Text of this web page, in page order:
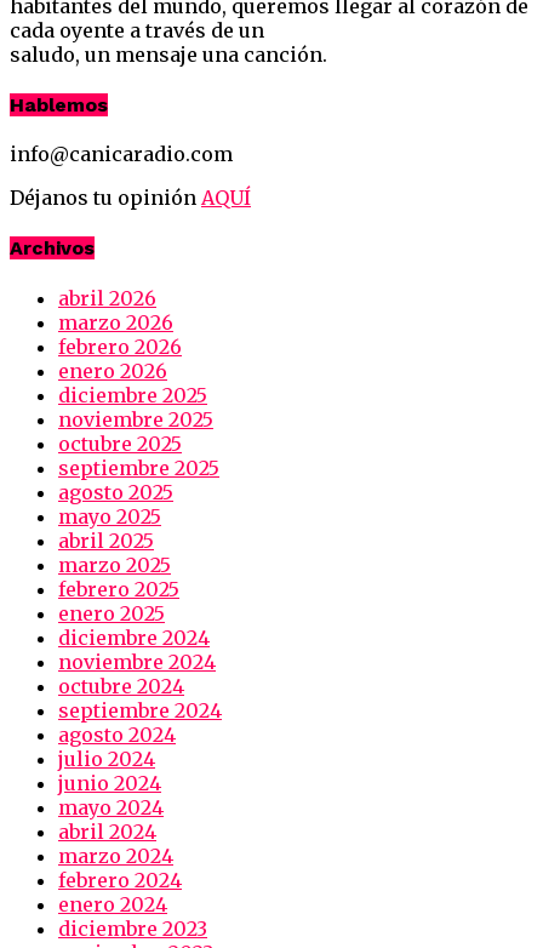
habitantes del mundo, queremos llegar al corazón de
cada oyente a través de un
saludo, un mensaje una canción.
Hablemos
info@canicaradio.com
Déjanos tu opinión AQUÍ
Archivos
abril 2026
marzo 2026
febrero 2026
enero 2026
diciembre 2025
noviembre 2025
octubre 2025
septiembre 2025
agosto 2025
mayo 2025
abril 2025
marzo 2025
febrero 2025
enero 2025
diciembre 2024
noviembre 2024
octubre 2024
septiembre 2024
agosto 2024
julio 2024
junio 2024
mayo 2024
abril 2024
marzo 2024
febrero 2024
enero 2024
diciembre 2023